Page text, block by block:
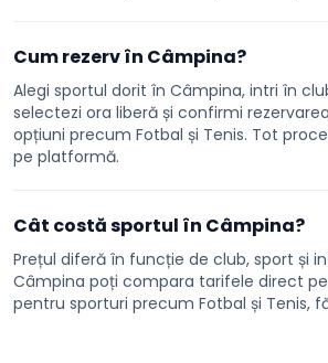
Cum rezerv în Câmpina?
Alegi sportul dorit în Câmpina, intri în
selectezi ora liberă și confirmi
opțiuni precum Fotbal și Tenis. Tot
pe platformă.
Cât costă sportul în Câmpina?
Prețul diferă în funcție de club, sport și
Câmpina poți compara tarifele direct
pentru sporturi precum Fotbal și Tenis,